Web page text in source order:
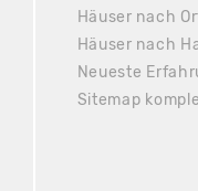
Häuser nach
Häuser nach
Neueste
Sitemap